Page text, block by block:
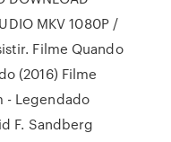
MKV 1080P /
Filme Quando
(2016) Filme
- Legendado
F. Sandberg